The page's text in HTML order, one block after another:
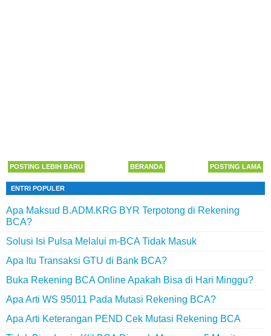
POSTING LEBIH BARU POSTING LAMA
BERANDA
ENTRI POPULER
Apa Maksud B.ADM.KRG BYR Terpotong di Rekening
BCA?
Solusi Isi Pulsa Melalui m-BCA Tidak Masuk
Apa Itu Transaksi GTU di Bank BCA?
Buka Rekening BCA Online Apakah Bisa di Hari Minggu?
Apa Arti WS 95011 Pada Mutasi Rekening BCA?
Apa Arti Keterangan PEND Cek Mutasi Rekening BCA